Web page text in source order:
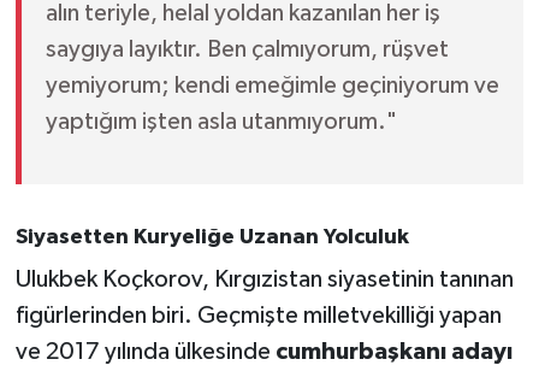
alın teriyle, helal yoldan kazanılan her iş
saygıya layıktır. Ben çalmıyorum, rüşvet
yemiyorum; kendi emeğimle geçiniyorum ve
yaptığım işten asla utanmıyorum."
Siyasetten Kuryeliğe Uzanan Yolculuk
Ulukbek Koçkorov, Kırgızistan siyasetinin tanınan
figürlerinden biri. Geçmişte milletvekilliği yapan
ve 2017 yılında ülkesinde cumhurbaşkanı adayı